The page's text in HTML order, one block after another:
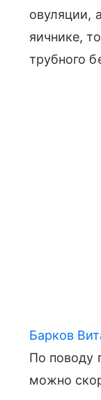
овуляции,
яичнике,
трубного
Барков
По поводу
можно